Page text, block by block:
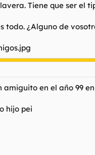
Tiene que ser el
todo. ¿Alguno de
amiguito en el año 99
hijo pei